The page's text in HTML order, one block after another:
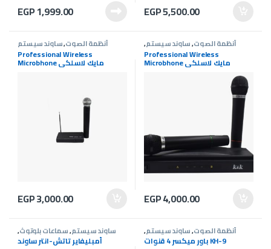
EGP1,999.00 EGP5,500.00
أنظمة الصوت,ساوند سيستم
Professional Wireless
Microbhone مايك لاسلكي
EGP3,000.00
أنظمة الصوت,ساوند سيستم,
عروض ساوند سيستم
Professional Wireless
Microbhone مايك لاسلكي
EGP4,000.00
ساوند سيستم,سماعات بلوتوث,
عروض ساوند سيستم
أمبليفاير تاتش-انتر ساوند
أنظمة الصوت,ساوند سيستم,
عروض ساوند سيستمباور ميكسر 4 قنوات KH-9